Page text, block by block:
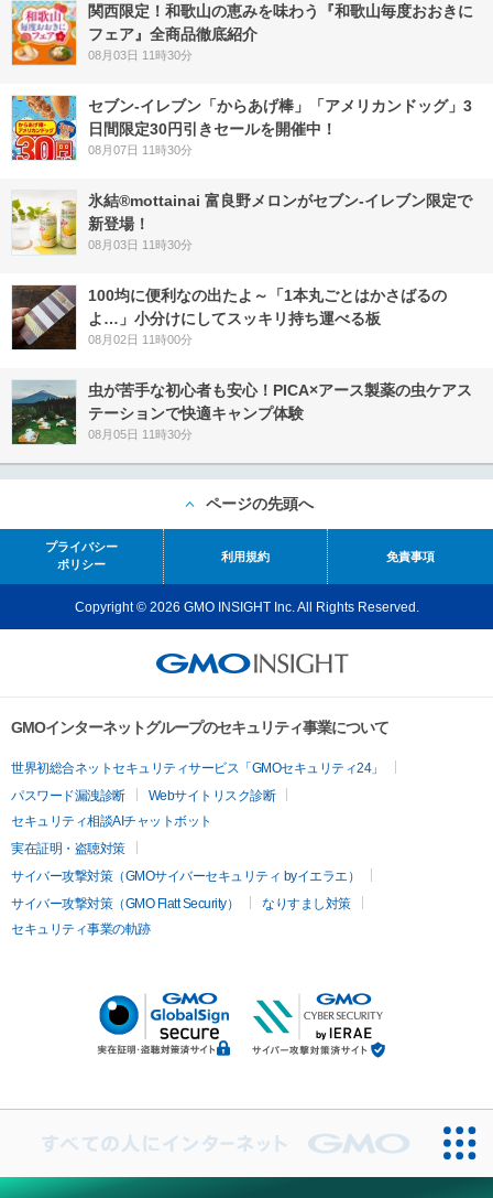
関西限定！和歌山の恵みを味わう『和歌山毎度おおきに
フェア』全商品徹底紹介
08月03日 11時30分
セブン‐イレブン「からあげ棒」「アメリカンドッグ」3
日間限定30円引きセールを開催中！
08月07日 11時30分
氷結®mottainai 富良野メロンがセブン‐イレブン限定で
新登場！
08月03日 11時30分
100均に便利なの出たよ～「1本丸ごとはかさばるの
よ…」小分けにしてスッキリ持ち運べる板
08月02日 11時00分
虫が苦手な初心者も安心！PICA×アース製薬の虫ケアス
テーションで快適キャンプ体験
08月05日 11時30分
ページの先頭へ
プライバシー
ポリシー
利用規約 免責事項
Copyright © 2026 GMO INSIGHT Inc. All Rights Reserved.
GMOインターネットグループのセキュリティ事業について
世界初総合ネットセキュリティサービス「GMOセキュリティ24」
パスワード漏洩診断
Webサイトリスク診断
セキュリティ相談AIチャットボット
実在証明・盗聴対策
サイバー攻撃対策（GMOサイバーセキュリティ byイエラエ）
サイバー攻撃対策（GMO Flatt Security）
なりすまし対策
セキュリティ事業の軌跡